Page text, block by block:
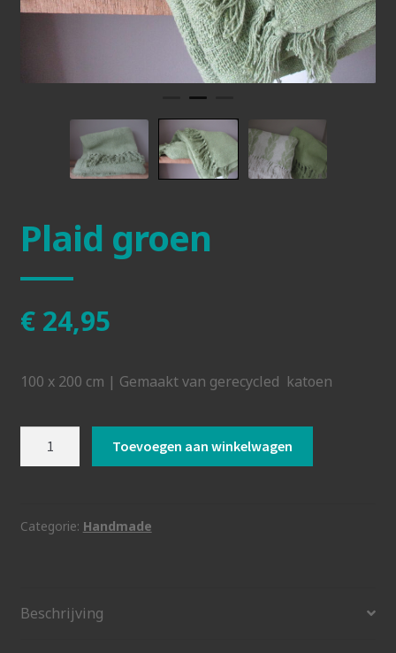
Plaid groen
€24,95
100 x 200 cm | Gemaakt van gerecycled katoen
Toevoegen aan winkelwagen
Categorie: Handmade
Beschrijving